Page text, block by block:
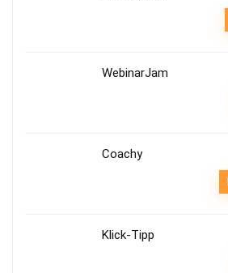
WebinarJam
Coachy
Klick-Tipp